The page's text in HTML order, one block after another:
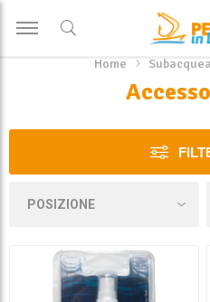
Home Subacquea